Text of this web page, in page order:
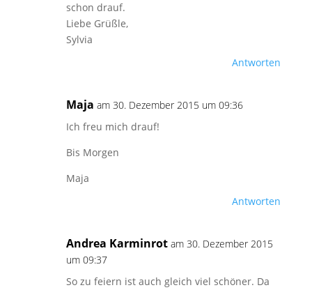
schon drauf.
Liebe Grüßle,
Sylvia
Antworten
Maja am 30. Dezember 2015 um 09:36
Ich freu mich drauf!
Bis Morgen
Maja
Antworten
Andrea Karminrot am 30. Dezember 2015
um 09:37
So zu feiern ist auch gleich viel schöner. Da